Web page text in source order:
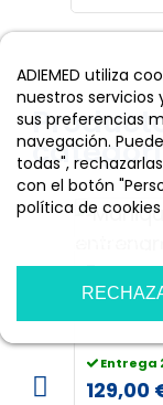
ADIEMED utiliza
nuestros
sus preferencias
navegación.
todas",
con el botón
política de
Torso
Advance
Entrega
129,00